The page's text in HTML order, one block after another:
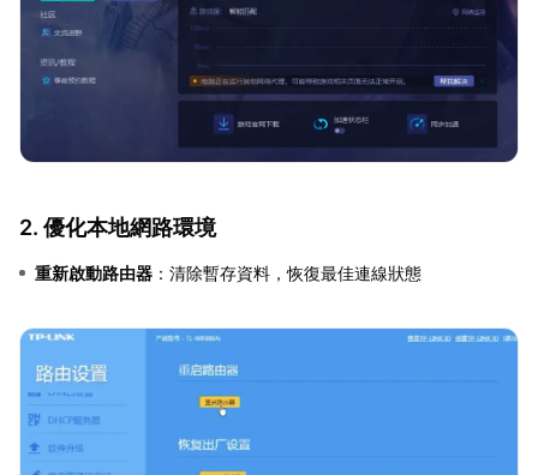
2. 優化本地網路環境
重新啟動路由器 ：清除暫存資料，恢復最佳連線狀態